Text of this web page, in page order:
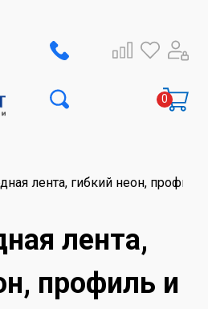
лента, гибкий неон,
лента,
профиль и